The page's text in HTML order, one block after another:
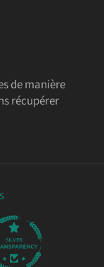
de manière
récupérer